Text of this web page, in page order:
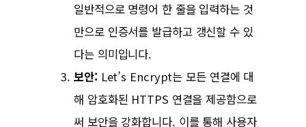
일반적으로 명령어 한 줄을 입력하는 것
만으로 인증서를 발급하고 갱신할 수 있
다는 의미입니다.
보안: Let’s Encrypt는 모든 연결에 대
해 암호화된 HTTPS 연결을 제공함으로
써 보안을 강화합니다. 이를 통해 사용자